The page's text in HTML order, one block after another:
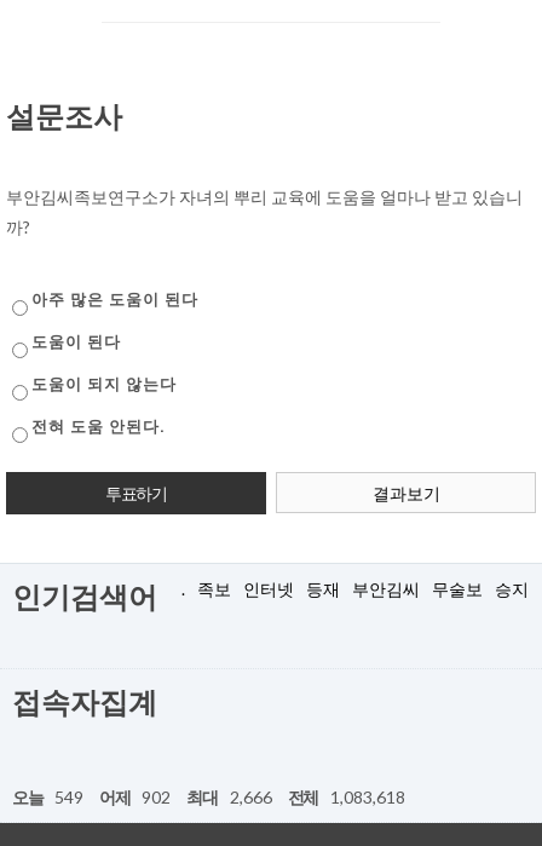
설문조사
부안김씨족보연구소가 자녀의 뿌리 교육에 도움을 얼마나 받고 있습니
까?
아주 많은 도움이 된다
도움이 된다
도움이 되지 않는다
전혀 도움 안된다.
결과보기
인기검색어 . 족보 인터넷 등재 부안김씨 무술보 승지
접속자집계
오늘 549 어제 902 최대 2,666 전체 1,083,618